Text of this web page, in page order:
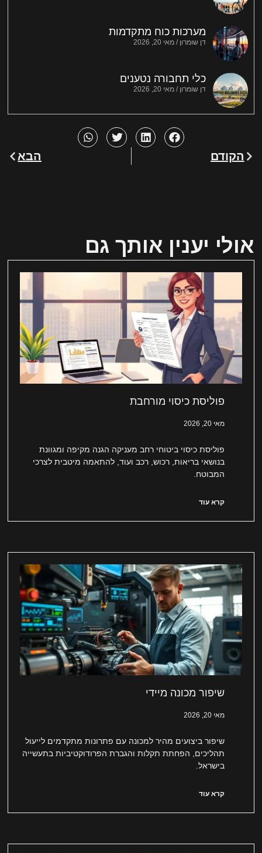
מערכות כוח מתקדמות
דן שומרון מאי 20, 2026
כלי תחבורה נטענים
דן שומרון מאי 20, 2026
הקודם הבא
אולי יענין אותך גם
פוליסת כיסוי מורחבת
מאי 20, 2026
פוליסת כיסוי ביטוחי רחב מעניקה הגנה מקיפה ומגוונת
בנושאי בריאות, רכוש, רכב ועוד, להתאמה מיטבית לצרכי
המבוטח.
קרא עוד
שיפור מכונה מיידי
מאי 20, 2026
שיפור ביצועים מהיר למכונה עם פתרונות מתקדמים לייעול
תהליכים, הפחתת תקלות והגברת הפרודוקטיביות בתעשייה
בישראל.
קרא עוד